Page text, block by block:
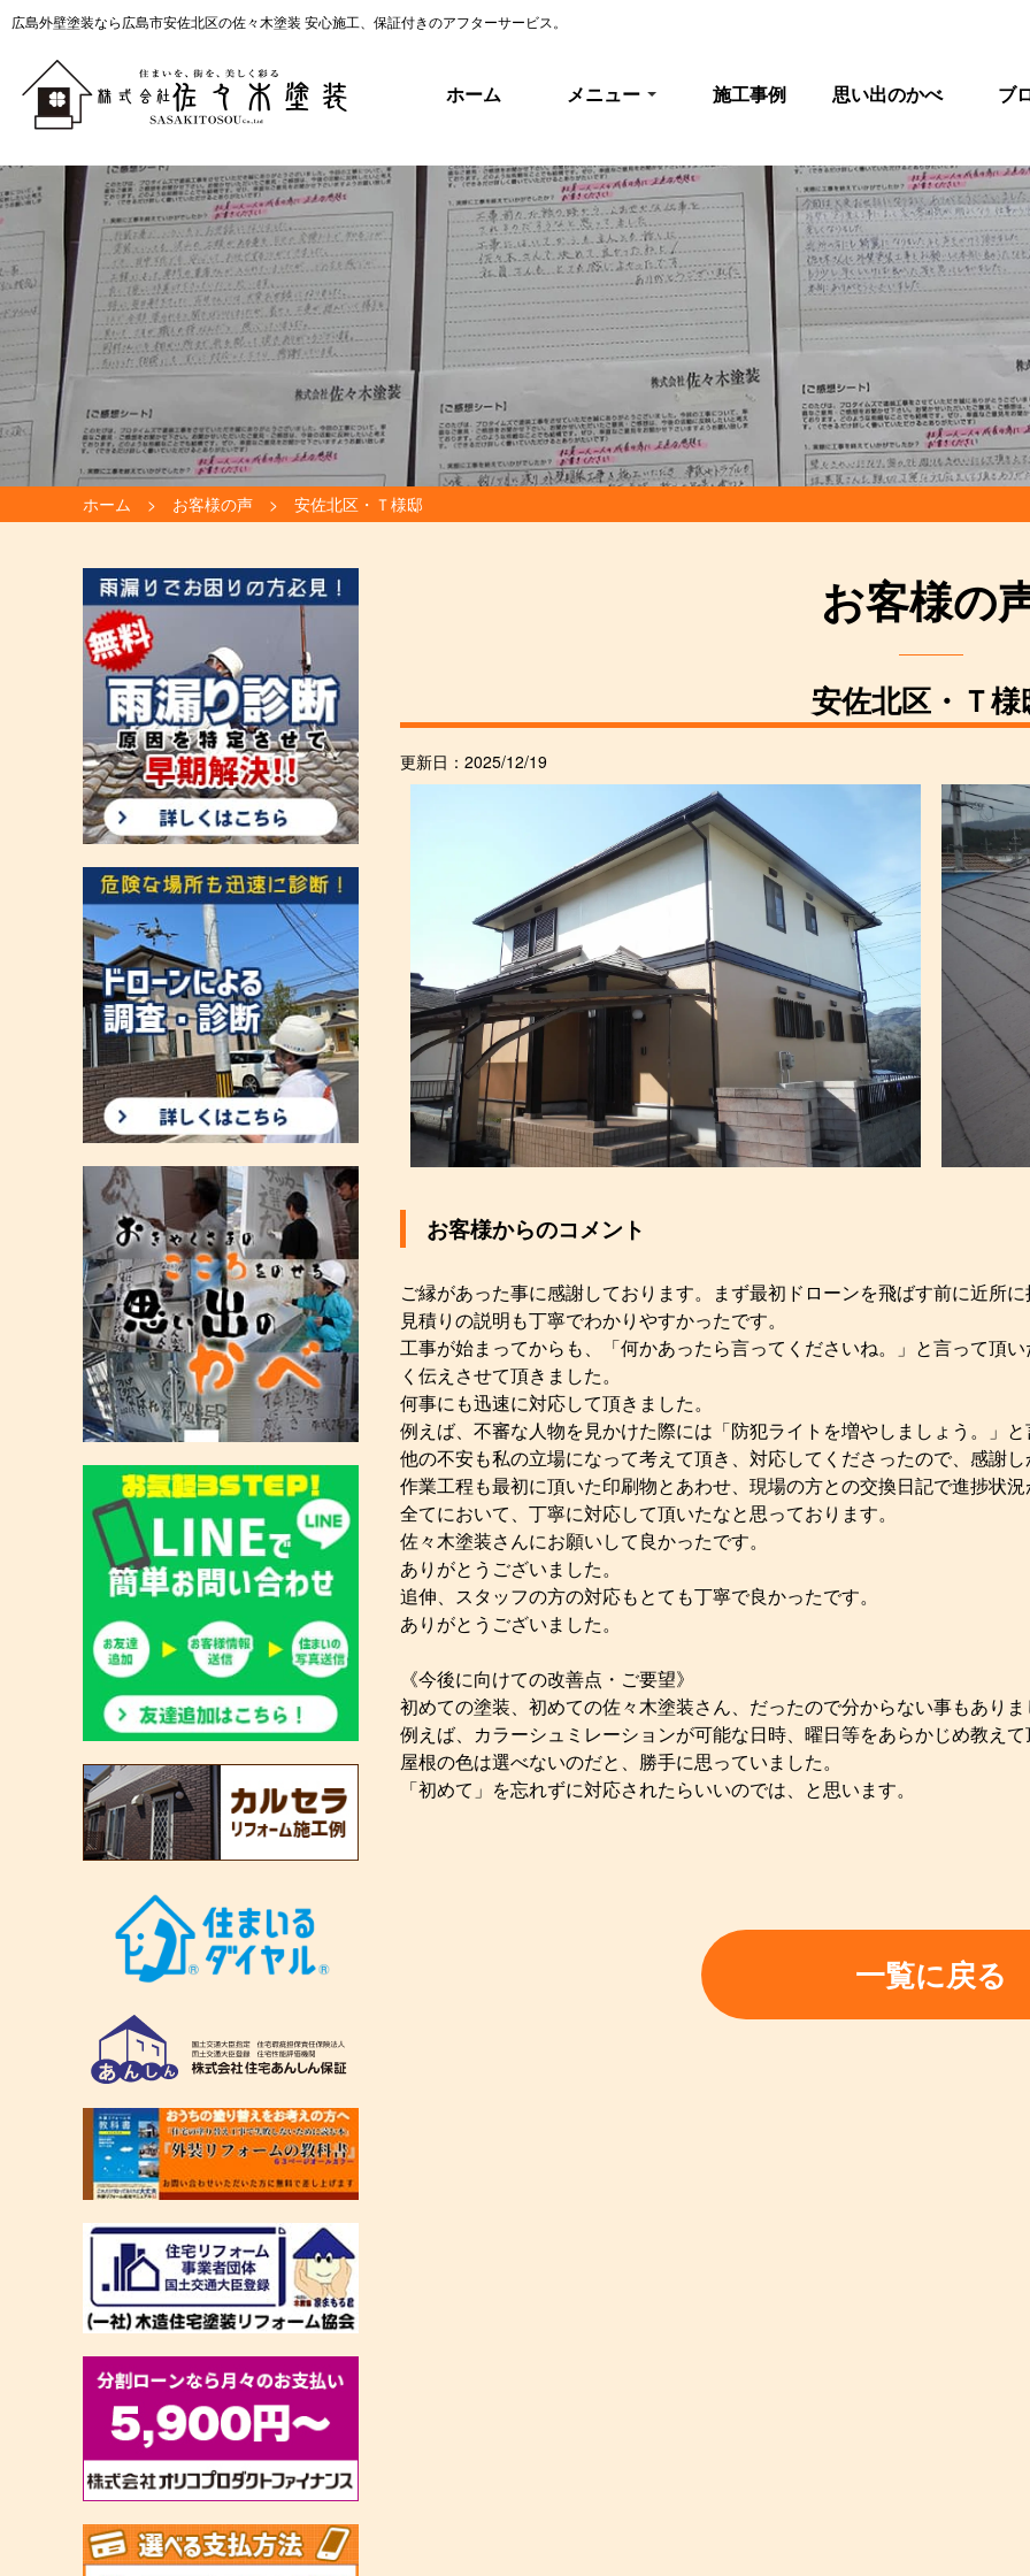
広島外壁塗装なら広島市安佐北区の佐々木塗装 安心施工、保証付きのアフターサービス。
ホーム メニュー 施工事例 思い出のかべ ブ
ホーム お客様の声 安佐北区・Ｔ様邸
お客様の
安佐北区・Ｔ様
更新日： 2025/12/19
お客様からのコメント
ご縁があった事に感謝しております。まず最初ドローンを飛ばす前に近所
見積りの説明も丁寧でわかりやすかったです。
工事が始まってからも、「何かあったら言ってくださいね。」と言って頂
く伝えさせて頂きました。
何事にも迅速に対応して頂きました。
例えば、不審な人物を見かけた際には「防犯ライトを増やしましょう。」
他の不安も私の立場になって考えて頂き、対応してくださったので、感謝
作業工程も最初に頂いた印刷物とあわせ、現場の方との交換日記で進捗状
全てにおいて、丁寧に対応して頂いたなと思っております。
佐々木塗装さんにお願いして良かったです。
ありがとうございました。
追伸、スタッフの方の対応もとても丁寧で良かったです。
ありがとうございました。
《今後に向けての改善点・ご要望》
初めての塗装、初めての佐々木塗装さん、だったので分からない事もあり
例えば、カラーシュミレーションが可能な日時、曜日等をあらかじめ教え
屋根の色は選べないのだと、勝手に思っていました。
「初めて」を忘れずに対応されたらいいのでは、と思います。
一覧に戻る